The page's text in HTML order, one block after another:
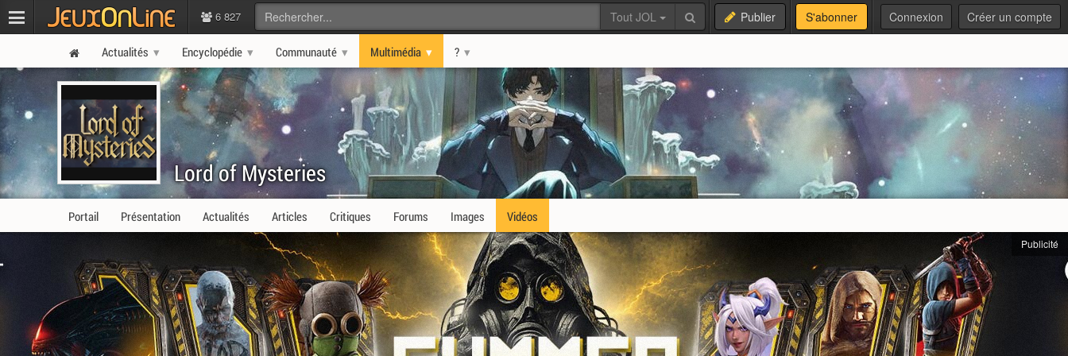
6 827 Tout JOL Publier S'abonner Connexion Créer un compte
Actualités Encyclopédie Communauté Multimédia ?
Lord of Mysteries
Portail Présentation Actualités Articles Critiques Forums Images Vidéos
Publicité